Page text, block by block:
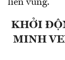
liên vùng.
KHỞI
MINH